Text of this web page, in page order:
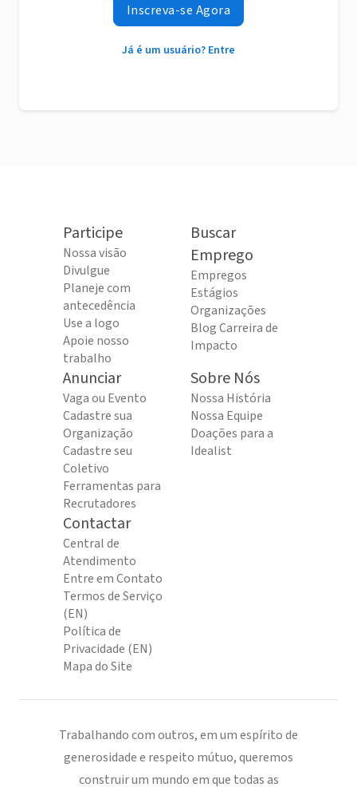
Inscreva-se Agora
Já é um usuário? Entre
Participe
Nossa visão
Divulgue
Planeje com
antecedência
Use a logo
Apoie nosso
trabalho
Buscar
Emprego
Empregos
Estágios
Organizações
Blog Carreira de
Impacto
Anunciar
Vaga ou Evento
Cadastre sua
Organização
Cadastre seu
Coletivo
Ferramentas para
Recrutadores
Sobre Nós
Nossa História
Nossa Equipe
Doações para a
Idealist
Contactar
Central de
Atendimento
Entre em Contato
Termos de Serviço
(EN)
Política de
Privacidade (EN)
Mapa do Site
Trabalhando com outros, em um espírito de
generosidade e respeito mútuo, queremos
construir um mundo em que todas as